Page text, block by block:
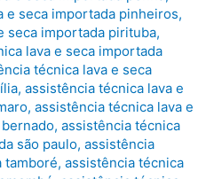
e seca importada pinheiros,
seca importada pirituba,
lava e seca importada
técnica lava e seca
, assistência técnica lava e
, assistência técnica lava e
, assistência técnica
são paulo, assistência
tamboré, assistência técnica